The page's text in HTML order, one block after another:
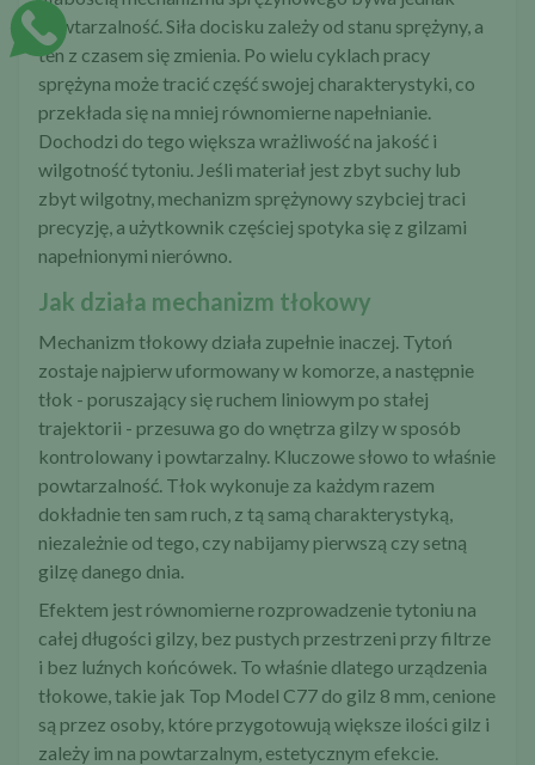
powtarzalność. Siła docisku zależy od stanu sprężyny, a
ten z czasem się zmienia. Po wielu cyklach pracy
sprężyna może tracić część swojej charakterystyki, co
przekłada się na mniej równomierne napełnianie.
Dochodzi do tego większa wrażliwość na jakość i
wilgotność tytoniu. Jeśli materiał jest zbyt suchy lub
zbyt wilgotny, mechanizm sprężynowy szybciej traci
precyzję, a użytkownik częściej spotyka się z gilzami
napełnionymi nierówno.
Jak działa mechanizm tłokowy
Mechanizm tłokowy działa zupełnie inaczej. Tytoń
zostaje najpierw uformowany w komorze, a następnie
tłok - poruszający się ruchem liniowym po stałej
trajektorii - przesuwa go do wnętrza gilzy w sposób
kontrolowany i powtarzalny. Kluczowe słowo to właśnie
powtarzalność. Tłok wykonuje za każdym razem
dokładnie ten sam ruch, z tą samą charakterystyką,
niezależnie od tego, czy nabijamy pierwszą czy setną
gilzę danego dnia.
Efektem jest równomierne rozprowadzenie tytoniu na
całej długości gilzy, bez pustych przestrzeni przy filtrze
i bez luźnych końcówek. To właśnie dlatego urządzenia
tłokowe, takie jak Top Model C77 do gilz 8 mm , cenione
są przez osoby, które przygotowują większe ilości gilz i
zależy im na powtarzalnym, estetycznym efekcie.